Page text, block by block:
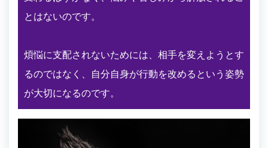
とはないのです。
煩悩に支配されないためには、相手を変えようとす
るのではなく、自分自身が行動を改めるという姿勢
が大切になるのです。